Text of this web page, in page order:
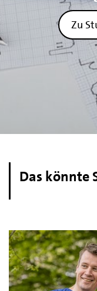
Zu
Das könnte